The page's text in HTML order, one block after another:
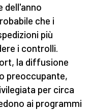
dell'anno
che i
più
i controlli.
la diffusione
preoccupante,
per circa
ai programmi